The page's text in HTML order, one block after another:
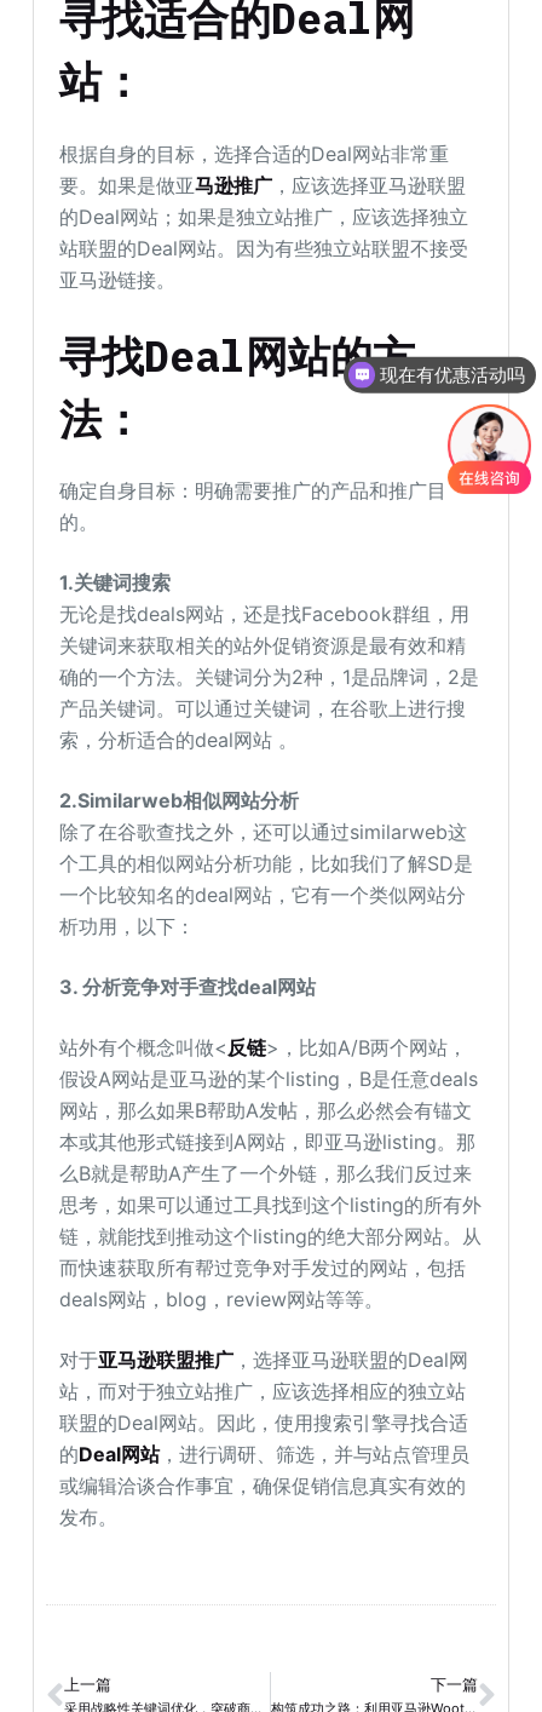
寻找适合的Deal网
站：
根据自身的目标，选择合适的Deal网站非常重
要。如果是做亚马逊推广 ，应该选择亚马逊联盟
的Deal网站；如果是独立站推广，应该选择独立
站联盟的Deal网站。因为有些独立站联盟不接受
亚马逊链接。
寻找Deal网站的方
法：
确定自身目标：明确需要推广的产品和推广目
的。
1.关键词搜索
无论是找deals网站，还是找Facebook群组，用
关键词来获取相关的站外促销资源是最有效和精
确的一个方法。关键词分为2种，1是品牌词，2是
产品关键词。可以通过关键词，在谷歌上进行搜
索，分析适合的deal网站 。
2.Similarweb相似网站分析
除了在谷歌查找之外，还可以通过similarweb这
个工具的相似网站分析功能，比如我们了解SD是
一个比较知名的deal网站，它有一个类似网站分
析功用，以下：
3. 分析竞争对手查找deal网站
站外有个概念叫做<反链>，比如A/B两个网站，
假设A网站是亚马逊的某个listing，B是任意deals
网站，那么如果B帮助A发帖，那么必然会有锚文
本或其他形式链接到A网站，即亚马逊listing。那
么B就是帮助A产生了一个外链，那么我们反过来
思考，如果可以通过工具找到这个listing的所有外
链，就能找到推动这个listing的绝大部分网站。从
而快速获取所有帮过竞争对手发过的网站，包括
deals网站，blog，review网站等等。
对于亚马逊联盟推广 ，选择亚马逊联盟的Deal网
站，而对于独立站推广，应该选择相应的独立站
联盟的Deal网站。因此，使用搜索引擎寻找合适
的Deal网站，进行调研、筛选，并与站点管理员
或编辑洽谈合作事宜，确保促销信息真实有效的
发布。
上一篇
采用战略性关键词优化，突破商标限制，助您登顶亚马逊搜索排行榜的实用方法！
下一篇
构筑成功之路：利用亚马逊Woot黑五促销策略，快速提升亚马逊销售业绩！
现在有优惠活动吗